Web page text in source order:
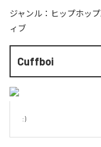
ジャンル： ヒップホッ
ィブ
Cuffboi
:)